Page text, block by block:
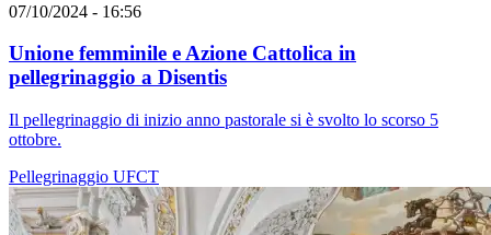
07/10/2024 - 16:56
Unione femminile e Azione Cattolica in
pellegrinaggio a Disentis
Il pellegrinaggio di inizio anno pastorale si è svolto lo scorso 5
ottobre.
Pellegrinaggio UFCT